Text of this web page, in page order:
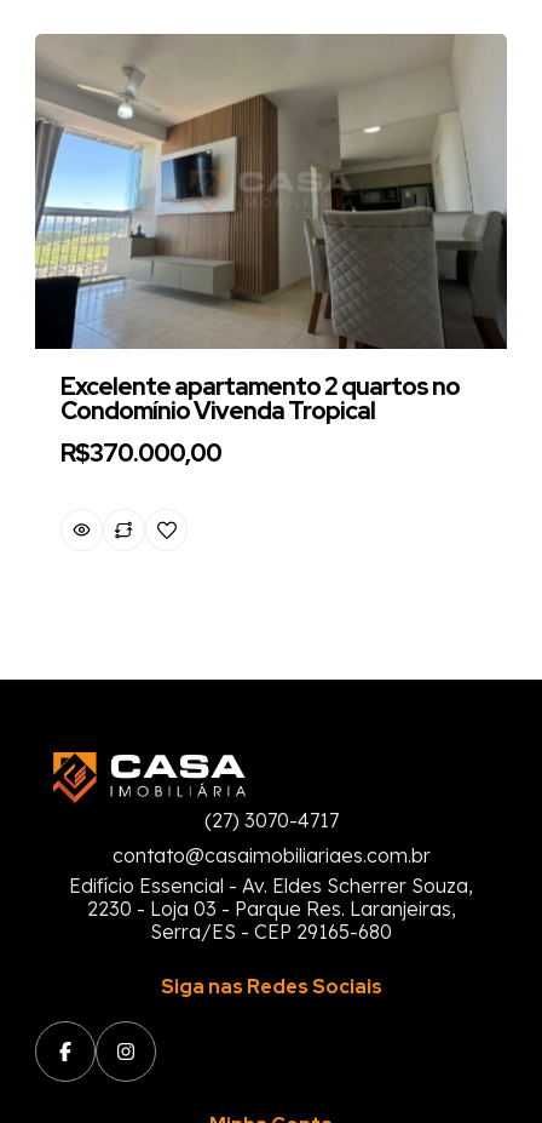
Excelente apartamento 2 quartos no
Condomínio Vivenda Tropical
R$370.000,00
(27) 3070-4717
contato@casaimobiliariaes.com.br
Edifício Essencial - Av. Eldes Scherrer Souza,
2230 - Loja 03 - Parque Res. Laranjeiras,
Serra/ES - CEP 29165-680
Siga nas Redes Sociais